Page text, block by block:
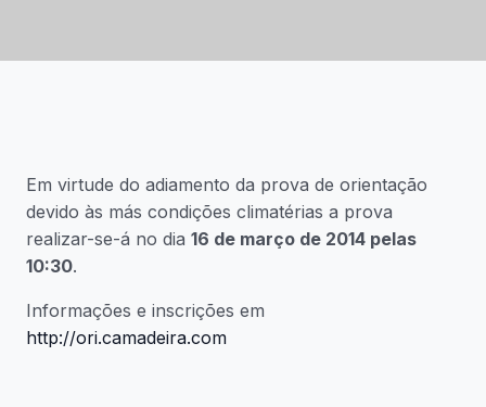
Em virtude do adiamento da prova de orientação
devido às más condições climatérias a prova
realizar-se-á no dia 16 de março de 2014 pelas
10:30.
Informações e inscrições em
http://ori.camadeira.com